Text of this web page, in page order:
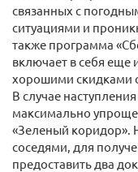
связанных с
ситуациями и
также программа
включает в себя еще
хорошими скидками
В случае
максимально
«Зеленый коридор».
соседями, для
предоставить два